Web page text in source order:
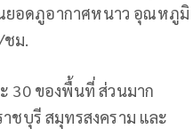
ณยอดภูอากาศหนาว อุณหภูมิ
ชม.
30 ของพื้นที่ ส่วนมาก
ชบุรี สมุทรสงคราม และ